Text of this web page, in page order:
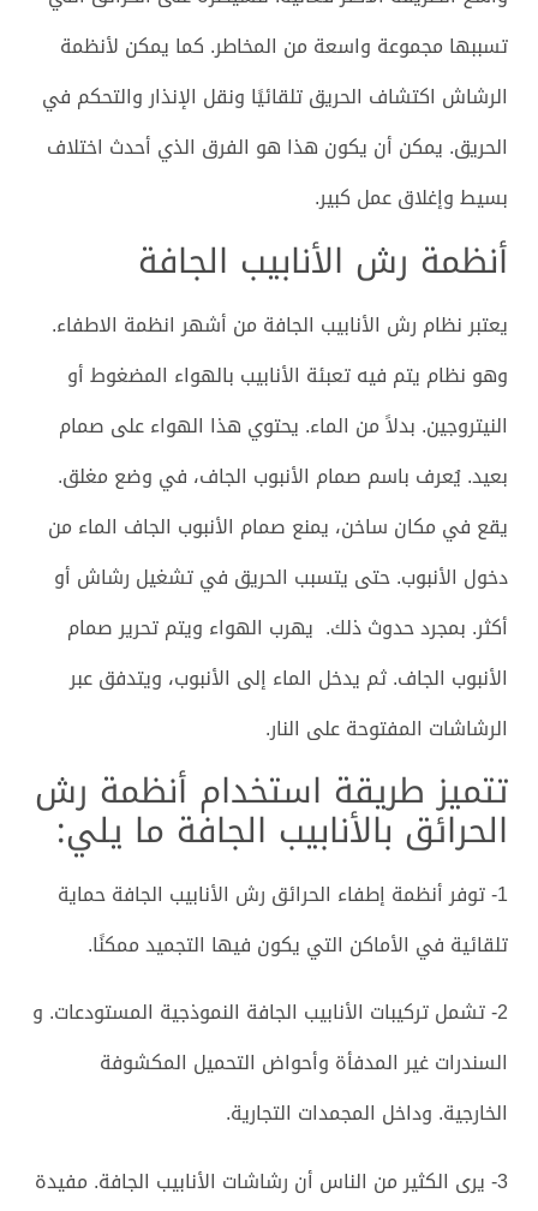
تسببها مجموعة واسعة من المخاطر. كما يمكن لأنظمة
الرشاش اكتشاف الحريق تلقائيًا ونقل الإنذار والتحكم في
الحريق. يمكن أن يكون هذا هو الفرق الذي أحدث اختلاف
بسيط وإغلاق عمل كبير.
أنظمة رش الأنابيب الجافة
يعتبر نظام رش الأنابيب الجافة من أشهر انظمة الاطفاء.
وهو نظام يتم فيه تعبئة الأنابيب بالهواء المضغوط أو
النيتروجين. بدلاً من الماء. يحتوي هذا الهواء على صمام
بعيد. يُعرف باسم صمام الأنبوب الجاف، في وضع مغلق.
يقع في مكان ساخن، يمنع صمام الأنبوب الجاف الماء من
دخول الأنبوب. حتى يتسبب الحريق في تشغيل رشاش أو
أكثر. بمجرد حدوث ذلك. يهرب الهواء ويتم تحرير صمام
الأنبوب الجاف. ثم يدخل الماء إلى الأنبوب، ويتدفق عبر
الرشاشات المفتوحة على النار.
تتميز طريقة استخدام أنظمة رش
الحرائق بالأنابيب الجافة ما يلي:
1- توفر أنظمة إطفاء الحرائق رش الأنابيب الجافة حماية
تلقائية في الأماكن التي يكون فيها التجميد ممكنًا.
2- تشمل تركيبات الأنابيب الجافة النموذجية المستودعات. و
السندرات غير المدفأة وأحواض التحميل المكشوفة
الخارجية. وداخل المجمدات التجارية.
3- يرى الكثير من الناس أن رشاشات الأنابيب الجافة. مفيدة